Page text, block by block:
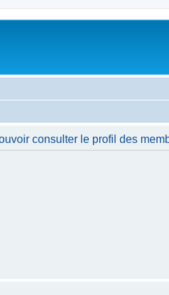
consulter le profil des